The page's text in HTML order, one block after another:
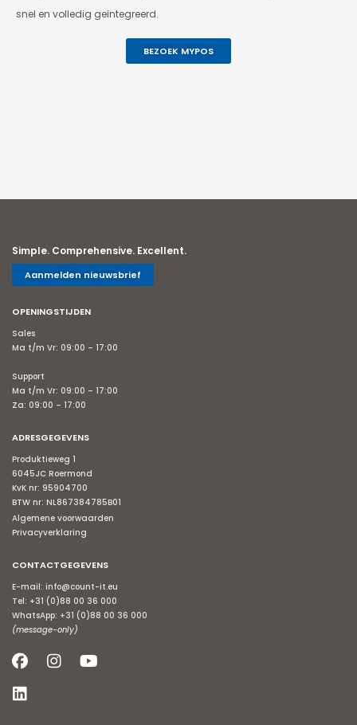
snel en volledig geïntegreerd.
BEZOEK MYPOS
Simple. Comprehensive. Excellent.
Aanmelden nieuwsbrief
OPENINGSTIJDEN
Sales
Ma t/m Vr: 09:00 – 17:00
Support
Ma t/m Vr: 09:00 – 17:00
Za: 09:00 – 17:00
ADRESGEGEVENS
Produktieweg 1
6045JC Roermond
KvK nr: 95904700
BTW nr: NL867384785B01
Algemene voorwaarden
Privacyverklaring
CONTACTGEGEVENS
E-mail: info@count-it.eu
Tel: +31 (0)88 00 36 000
WhatsApp: +31 (0)88 00 36 000
(message-only)